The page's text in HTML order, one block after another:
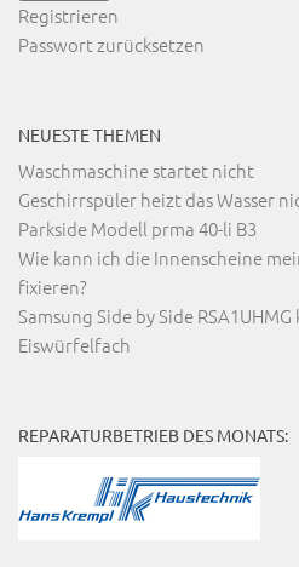
Registrieren
Passwort zurücksetzen
NEUESTE THEMEN
Waschmaschine startet nicht
Geschirrspüler heizt das Wasser
Parkside Modell prma 40-li B3
Wie kann ich die Innenscheine
fixieren?
Samsung Side by Side
Eiswürfelfach
REPARATURBETRIEB DES MONATS: